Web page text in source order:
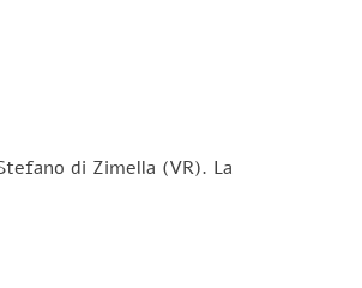
di Zimella (VR). La